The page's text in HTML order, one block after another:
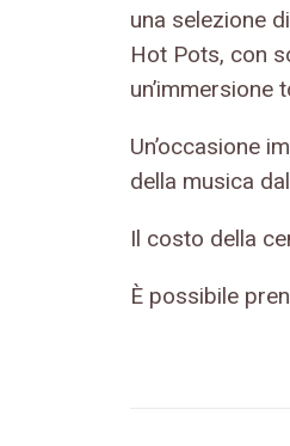
una selezione
Hot Pots, con
un’immersione
Un’occasione
della musica
Il costo della
È possibile